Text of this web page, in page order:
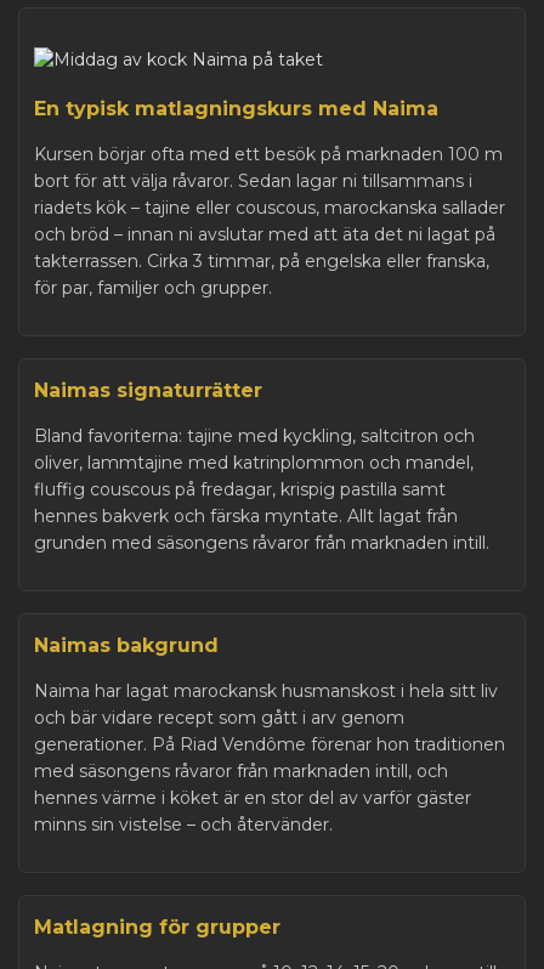
En typisk matlagningskurs med Naima
Kursen börjar ofta med ett besök på marknaden 100 m
bort för att välja råvaror. Sedan lagar ni tillsammans i
riadets kök – tajine eller couscous, marockanska sallader
och bröd – innan ni avslutar med att äta det ni lagat på
takterrassen. Cirka 3 timmar, på engelska eller franska,
för par, familjer och grupper.
Naimas signaturrätter
Bland favoriterna: tajine med kyckling, saltcitron och
oliver, lammtajine med katrinplommon och mandel,
fluffig couscous på fredagar, krispig pastilla samt
hennes bakverk och färska myntate. Allt lagat från
grunden med säsongens råvaror från marknaden intill.
Naimas bakgrund
Naima har lagat marockansk husmanskost i hela sitt liv
och bär vidare recept som gått i arv genom
generationer. På Riad Vendôme förenar hon traditionen
med säsongens råvaror från marknaden intill, och
hennes värme i köket är en stor del av varför gäster
minns sin vistelse – och återvänder.
Matlagning för grupper